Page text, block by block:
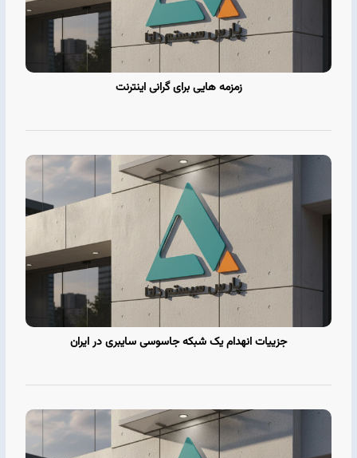
زمزمه هایی برای گرانی اینترنت
جزییات انهدام یک شبکه جاسوسی سایبری در ایران